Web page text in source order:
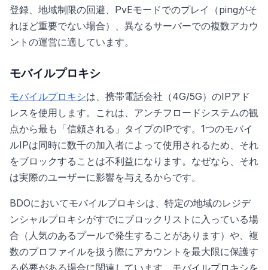
登録、地域制限の回避、PvEモードでのプレイ（pingがそ
れほど重要でない場合）、異なるサーバーでの複数アカウ
ントの運営に適しています。
モバイルプロキシ
モバイルプロキシは、携帯電話会社（4G/5G）のIPアド
レスを使用します。これは、アンチフロードシステムの観
点から最も「信頼される」タイプのIPです。1つのモバイ
ルIPは同時に数千の加入者によって使用されるため、それ
をブロックすることは不利益になります。なぜなら、それ
は実際のユーザーに影響を与えるからです。
BDOにおいてモバイルプロキシは、特定の地域のレジデ
ンシャルプロキシがすでにブロックリストに入っている場
合（人気のあるプールで発生することがあります）や、複
数のプロファイルを扱う際にアカウントを最大限に保護す
る必要がある場合に関連しています。モバイルプロキシを